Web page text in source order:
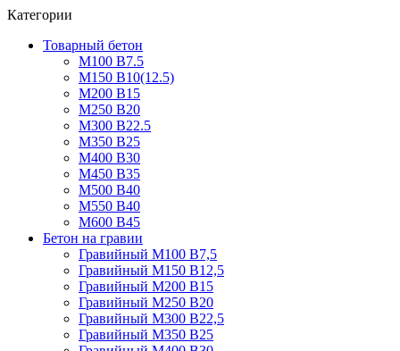
Категории
Товарный бетон
М100 В7.5
М150 В10(12.5)
М200 В15
М250 В20
М300 В22.5
М350 В25
М400 В30
М450 В35
М500 В40
М550 В40
М600 В45
Бетон на гравии
Гравийный М100 В7,5
Гравийный М150 В12,5
Гравийный М200 В15
Гравийный М250 В20
Гравийный М300 В22,5
Гравийный М350 В25